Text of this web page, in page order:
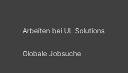
Arbeiten bei UL Solutions
Globale Jobsuche